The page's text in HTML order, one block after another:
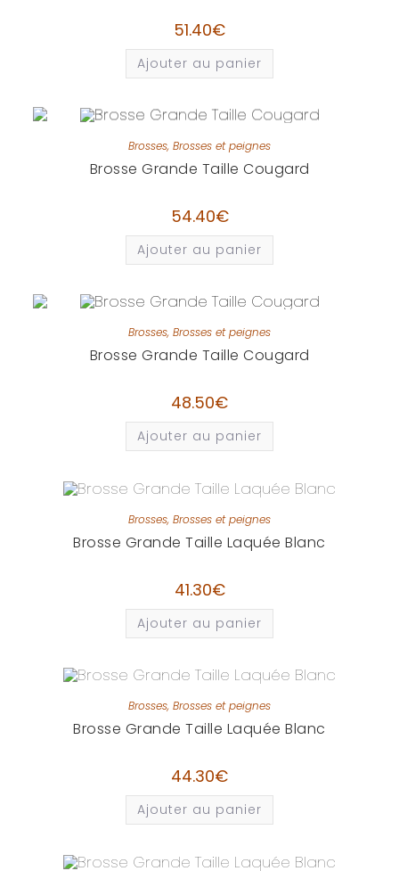
51.40€
Ajouter au panier
Brosses, Brosses et peignes
Brosse Grande Taille Cougard
54.40€
Ajouter au panier
Brosses, Brosses et peignes
Brosse Grande Taille Cougard
48.50€
Ajouter au panier
Brosses, Brosses et peignes
Brosse Grande Taille Laquée Blanc
41.30€
Ajouter au panier
Brosses, Brosses et peignes
Brosse Grande Taille Laquée Blanc
44.30€
Ajouter au panier